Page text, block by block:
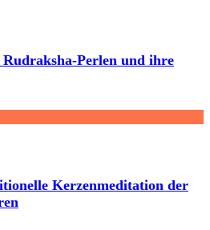
Perlen und ihre
Kerzenmeditation der